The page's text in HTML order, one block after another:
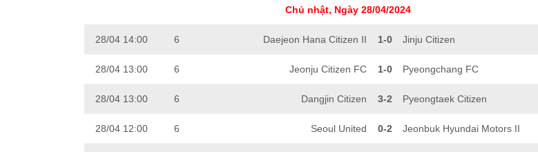
Chủ nhật, Ngày 28/04/2024
28/04 14:00 6 Daejeon Hana Citizen II 1-0 Jinju Citizen
28/04 13:00 6 Jeonju Citizen FC 1-0 Pyeongchang FC
28/04 13:00 6 Dangjin Citizen 3-2 Pyeongtaek Citizen
28/04 12:00 6 Seoul United 0-2 Jeonbuk Hyundai Motors II